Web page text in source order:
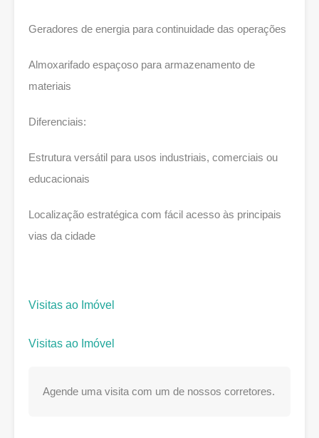
Geradores de energia para continuidade das operações
Almoxarifado espaçoso para armazenamento de
materiais
Diferenciais:
Estrutura versátil para usos industriais, comerciais ou
educacionais
Localização estratégica com fácil acesso às principais
vias da cidade
Visitas ao Imóvel
Visitas ao Imóvel
Agende uma visita com um de nossos corretores.